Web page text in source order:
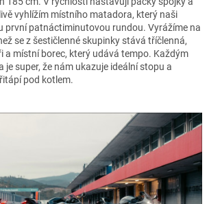
vyhlížím místního matadora, který naši
první patnáctiminutovou rundou. Vyrážíme na
se z šestičlenné skupinky stává tříčlenná,
a místní borec, který udává tempo. Každým
je super, že nám ukazuje ideální stopu a
pod kotlem.